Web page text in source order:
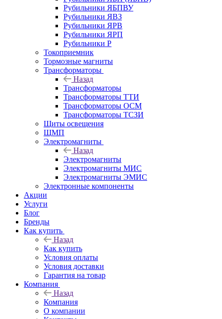
Рубильники ЯБПВУ
Рубильники ЯВЗ
Рубильники ЯРВ
Рубильники ЯРП
Рубильники Р
Токоприемник
Тормозные магниты
Трансформаторы
Назад
Трансформаторы
Трансформаторы ТТИ
Трансформаторы ОСМ
Трансформаторы ТСЗИ
Щиты освещения
ЩМП
Электромагниты
Назад
Электромагниты
Электромагниты МИС
Электромагниты ЭМИС
Электронные компоненты
Акции
Услуги
Блог
Бренды
Как купить
Назад
Как купить
Условия оплаты
Условия доставки
Гарантия на товар
Компания
Назад
Компания
О компании